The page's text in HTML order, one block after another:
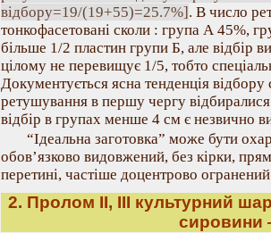
відбору=19/(19+55)=25.7%]. В число
тонкофасетовані сколи : група А 45%,
більше 1/2 пластин групи Б, але відбір
цілому не перевищує 1/5, тобто
Документується ясна тенденція
ретушування в першу чергу
відбір в групах менше 4 см є незвично
“Iдеальна заготовка” може бути
обов’язково видовжений, без кірки,
перетині, частіше доцентрово
2. Пролом II, III культурний шар
сировини